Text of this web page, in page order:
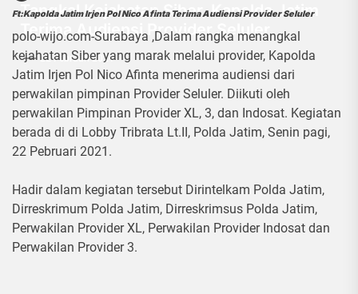
Tangkal Kejahatan Siber, Kapolda Jatim
Terima Audiensi Provider Seluler
22 Februari 2021
Ft:Kapolda Jatim Irjen Pol Nico Afinta Terima Audiensi Provider Seluler
polo-wijo.com-Surabaya ,Dalam rangka menangkal
kejahatan Siber yang marak melalui provider, Kapolda
Jatim Irjen Pol Nico Afinta menerima audiensi dari
perwakilan pimpinan Provider Seluler. Diikuti oleh
perwakilan Pimpinan Provider XL, 3, dan Indosat. Kegiatan
berada di di Lobby Tribrata Lt.II, Polda Jatim, Senin pagi,
22 Pebruari 2021.
Hadir dalam kegiatan tersebut Dirintelkam Polda Jatim,
Dirreskrimum Polda Jatim, Dirreskrimsus Polda Jatim,
Perwakilan Provider XL, Perwakilan Provider Indosat dan
Perwakilan Provider 3.